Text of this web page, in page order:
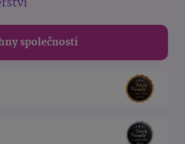
společnosti